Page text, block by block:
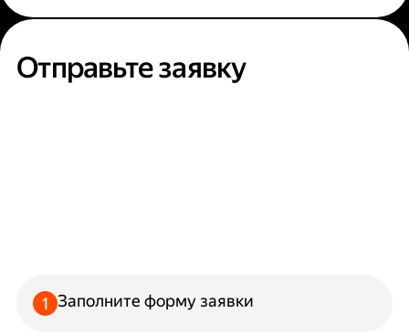
Отправьте заявку
Заполните форму заявки